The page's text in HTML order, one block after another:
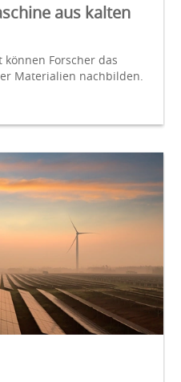
aus kalten
Forscher das
Materialien nachbilden.